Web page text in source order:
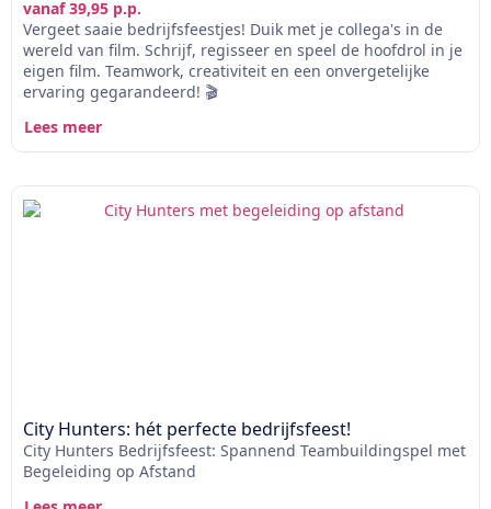
vanaf 39,95 p.p.
Vergeet saaie bedrijfsfeestjes! Duik met je collega's in de
wereld van film. Schrijf, regisseer en speel de hoofdrol in je
eigen film. Teamwork, creativiteit en een onvergetelijke
ervaring gegarandeerd! 🎬
Lees meer
City Hunters: hét perfecte bedrijfsfeest!
City Hunters Bedrijfsfeest: Spannend Teambuildingspel met
Begeleiding op Afstand